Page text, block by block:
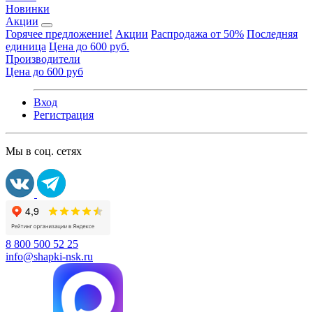
Новинки
Акции
Горячее предложение! Акции Распродажа от 50% Последняя
единица Цена до 600 руб.
Производители
Цена до 600 руб
Вход
Регистрация
Мы в соц. сетях
8 800 500 52 25
info@shapki-nsk.ru